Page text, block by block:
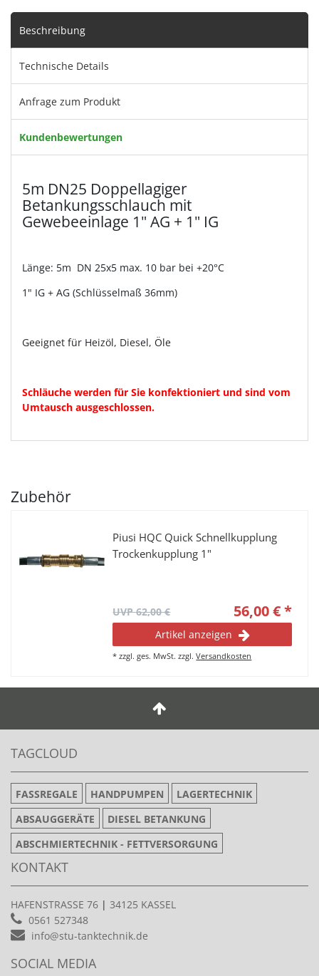
Beschreibung
Technische Details
Anfrage zum Produkt
Kundenbewertungen
5m DN25 Doppellagiger
Betankungsschlauch mit
Gewebeeinlage 1" AG + 1" IG
Länge: 5m DN 25x5 max. 10 bar bei +20°C
1" IG + AG (Schlüsselmaß 36mm)
Geeignet für Heizöl, Diesel, Öle
Schläuche werden für Sie konfektioniert und sind vom
Umtausch ausgeschlossen.
Zubehör
Piusi HQC Quick Schnellkupplung
Trockenkupplung 1"
UVP 62,00 € 56,00 € *
Artikel anzeigen
*zzgl. ges. MwSt. zzgl.Versandkosten
TAGCLOUD
FASSREGALE HANDPUMPEN
LAGERTECHNIK
ABSAUGGERÄTE
DIESEL BETANKUNG
ABSCHMIERTECHNIK - FETTVERSORGUNG
KONTAKT
HAFENSTRASSE 76 | 34125 KASSEL
0561 527348
info@stu-tanktechnik.de
SOCIAL MEDIA